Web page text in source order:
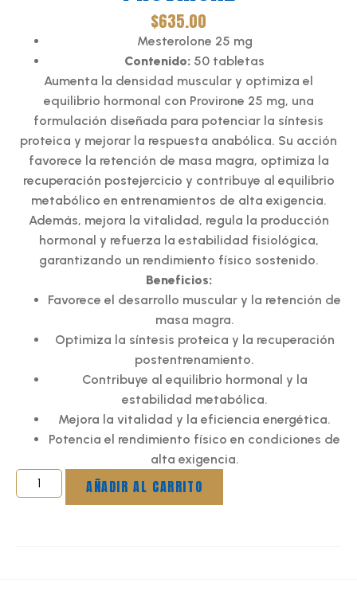
$635.00
Mesterolone 25 mg
Contenido: 50 tabletas
Aumenta la densidad muscular y optimiza el
equilibrio hormonal con Provirone 25 mg, una
formulación diseñada para potenciar la síntesis
proteica y mejorar la respuesta anabólica. Su acción
favorece la retención de masa magra, optimiza la
recuperación postejercicio y contribuye al equilibrio
metabólico en entrenamientos de alta exigencia.
Además, mejora la vitalidad, regula la producción
hormonal y refuerza la estabilidad fisiológica,
garantizando un rendimiento físico sostenido.
Beneficios:
Favorece el desarrollo muscular y la retención de
masa magra.
Optimiza la síntesis proteica y la recuperación
postentrenamiento.
Contribuye al equilibrio hormonal y la
estabilidad metabólica.
Mejora la vitalidad y la eficiencia energética.
Potencia el rendimiento físico en condiciones de
alta exigencia.
AÑADIR AL CARRITO